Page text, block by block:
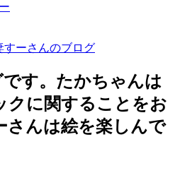
すーさんのブログ
す。たかちゃんは
クに関することをお
さんは絵を楽しんで